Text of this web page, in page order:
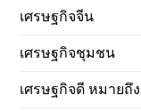
เศรษฐกิจจีน
เศรษฐกิจชุมชน
เศรษฐกิจดี หมายถึง